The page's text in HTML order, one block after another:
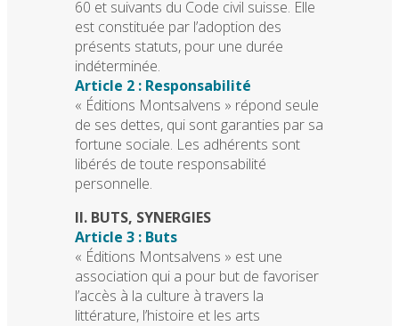
60 et suivants du Code civil suisse. Elle
est constituée par l’adoption des
présents statuts, pour une durée
indéterminée.
Article 2 : Responsabilité
« Éditions Montsalvens » répond seule
de ses dettes, qui sont garanties par sa
fortune sociale. Les adhérents sont
libérés de toute responsabilité
personnelle.
II. BUTS, SYNERGIES
Article 3 : Buts
« Éditions Montsalvens » est une
association qui a pour but de favoriser
l’accès à la culture à travers la
littérature, l’histoire et les arts